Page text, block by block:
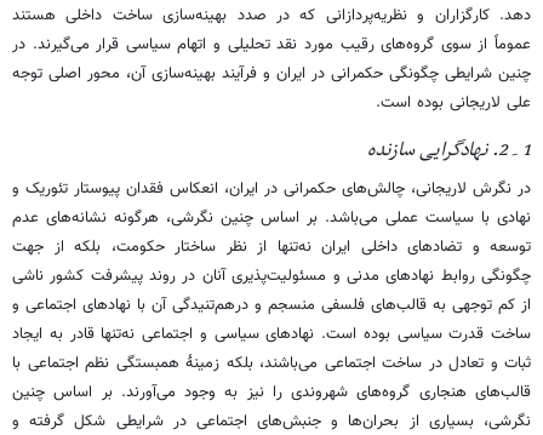
دهد. کارگزاران و نظریه‌پردازانی که در صدد بهینه‌سازی ساخت داخلی هستند
عموماً از سوی گروه‌های رقیب مورد نقد تحلیلی و اتهام سیاسی قرار می‌گیرند. در
چنین شرایطی چگونگی حکمرانی در ایران و فرآیند بهینه‌سازی آن، محور اصلی توجه
علی لاریجانی بوده است.
1۔2. نهادگرایی سازنده
در نگرش لاریجانی، چالش‌های حکمرانی در ایران، انعکاس فقدان پیوستار تئوریک و
نهادی با سیاست عملی می‌باشد. بر اساس چنین نگرشی، هرگونه نشانه‌های عدم
توسعه و تضادهای داخلی ایران ‌نه‌تنها از نظر ساختار حکومت، بلکه از جهت
چگونگی روابط نهادهای مدنی و مسئولیت‌پذیری آنان در روند پیشرفت کشور ناشی
از کم توجهی به قالب‌های فلسفی منسجم و درهم‌تنیدگی آن با نهادهای اجتماعی و
ساخت قدرت سیاسی بوده است. نهادهای سیاسی و اجتماعی ‌نه‌تنها قادر به ایجاد
ثبات و تعادل در ساخت اجتماعی می‌باشند، بلکه زمینۀ همبستگی نظم اجتماعی با
قالب‌های هنجاری گروه‌های شهروندی را نیز به وجود می‌آورند. بر اساس چنین
نگرشی، بسیاری از بحران‌ها و جنبش‌های اجتماعی در شرایطی شکل گرفته و